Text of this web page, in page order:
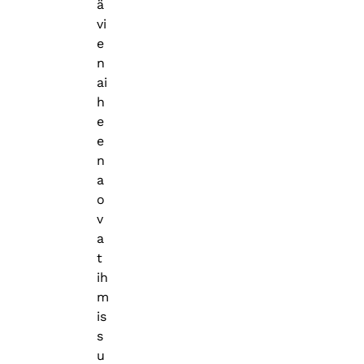
ä
vi
e
n
ai
h
e
e
n
a
o
v
a
t
ih
m
is
s
u